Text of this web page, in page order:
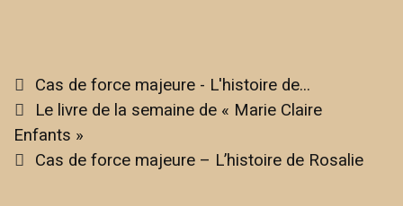
Cas de force majeure - L'histoire de...
Le livre de la semaine de « Marie Claire
Enfants »
Cas de force majeure – L’histoire de Rosalie